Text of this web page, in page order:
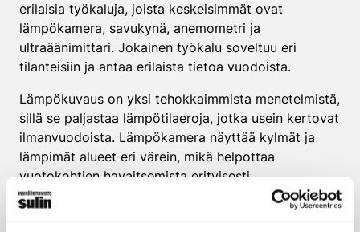
erilaisia työkaluja, joista keskeisimmät ovat
lämpökamera, savukynä, anemometri ja
ultraäänimittari. Jokainen työkalu soveltuu eri
tilanteisiin ja antaa erilaista tietoa vuodoista.
Lämpökuvaus on yksi tehokkaimmista menetelmistä,
sillä se paljastaa lämpötilaeroja, jotka usein kertovat
ilmanvuodoista. Lämpökamera näyttää kylmät ja
lämpimät alueet eri värein, mikä helpottaa
vuotokohtien havaitsemista erityisesti
talviolosuhteissa. Menetelmä toimii parhaiten, kun
sisä- ja ulkolämpötilan ero on vähintään 10 astetta.